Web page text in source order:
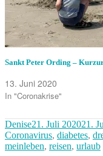
Sankt Peter Ording –
13. Juni 2020
In "Coronakrise"
Autor
DeniseVeröffentlicht
am
21. Juli 202021.
Coronavirus, diabetes,
meinleben, reisen, urlaub